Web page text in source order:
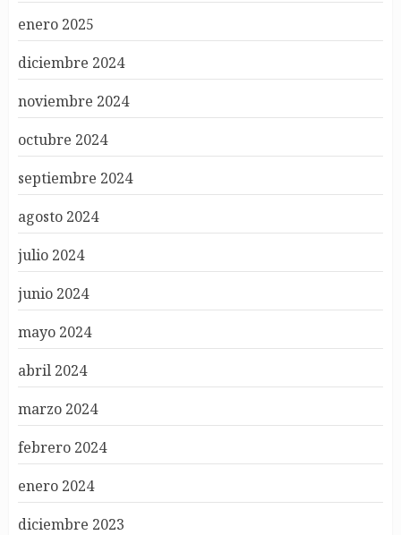
enero 2025
diciembre 2024
noviembre 2024
octubre 2024
septiembre 2024
agosto 2024
julio 2024
junio 2024
mayo 2024
abril 2024
marzo 2024
febrero 2024
enero 2024
diciembre 2023